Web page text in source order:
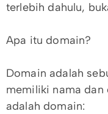
terlebih dahulu,
Apa itu domain?
Domain adalah
memiliki nama dan
adalah domain: